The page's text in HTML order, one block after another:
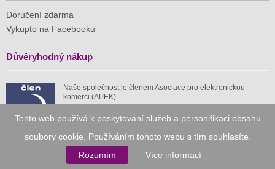
Tento web používá k poskytování služeb a personifikaci obsahu
soubory cookie. Používáním tohoto webu s tím souhlasíte.
Rozumím
Více informací
Doručení zdarma
Vykupto na Facebooku
Důvěryhodný nákup
Naše společnost je členem Asociace pro elektronickou
komerci (APEK)
Již od roku 2010